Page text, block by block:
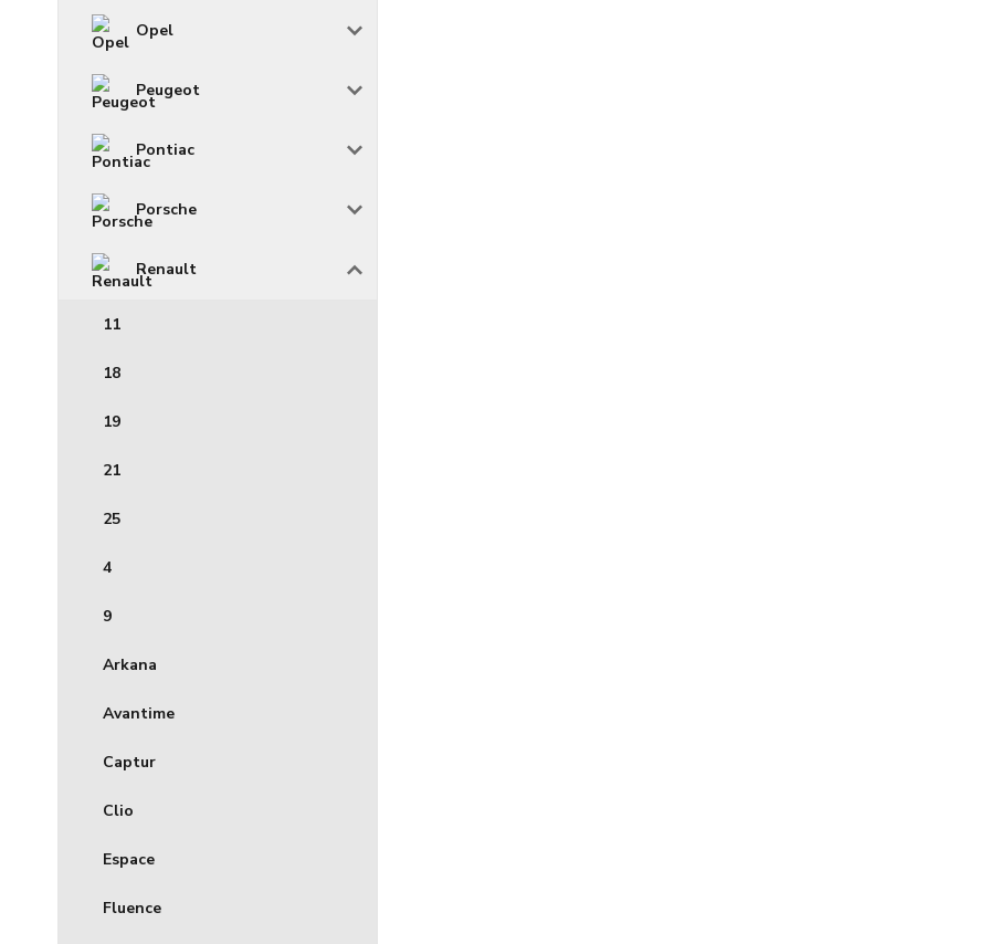
Opel
Peugeot
Pontiac
Porsche
Renault
11
18
19
21
25
4
9
Arkana
Avantime
Captur
Clio
Espace
Fluence